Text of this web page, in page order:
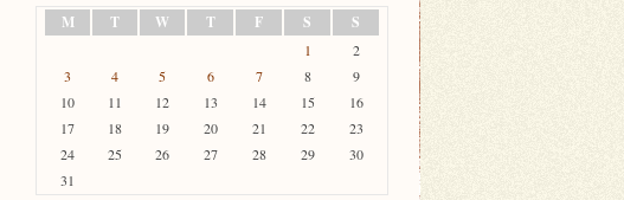
M
T W T F S S
1
2
3
4 5 6 7 8
9
10
11 12 13 14 15
16
17
18 19 20 21 22
23
24
25 26 27 28 29
30
31